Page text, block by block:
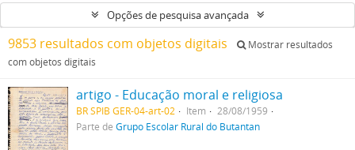
Opções de pesquisa avançada
9853 resultados com objetos digitais
Mostrar resultados
com objetos digitais
artigo - Educação moral e religiosa
BR SPIB GER-04-art-02 Item
28/08/1959
Parte de Grupo Escolar Rural do Butantan